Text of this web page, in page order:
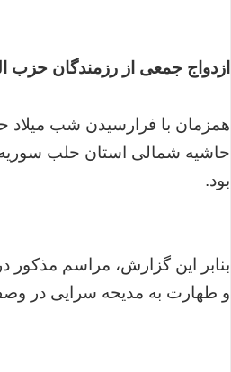
ازدواج جمعی از رزمندگان حزب
همزمان با فرارسیدن شب میلاد
بود.
بنابر این گزارش، مراسم
و طهارت به مدیحه سرایی در